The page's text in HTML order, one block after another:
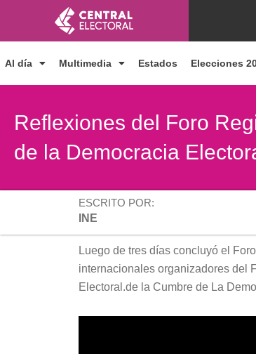
contenido
Al día Multimedia Estados Elecciones
Reflexiones del Foro
de la Democracia
ESCRITO POR:
INE
Luego de tres días concluyó el
internacionales organizadores del
Electoral.de la Cumbre de La